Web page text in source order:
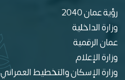
رؤية عمان 2040
وزارة الداخلية
عمان الرقمية
وزارة الإعلام
وزارة الإسكان والتخطيط العمراني